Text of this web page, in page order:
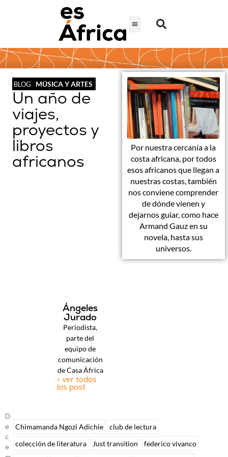
BLOG MÚSICA Y ARTES
Un año de
viajes,
proyectos y
libros
africanos
Por nuestra cercanía a la
costa africana, por todos
esos africanos que llegan a
nuestras costas, también
nos conviene comprender
de dónde vienen y
dejarnos guiar, como hace
Armand Gauz en su
novela, hasta sus
universos.
Ángeles
Jurado
Periodista,
parte del
equipo de
comunicación
de Casa África
> ver todos
los post
D
E
C
E
Chimamanda Ngozi Adichie
club de lectura
colección de literatura
Just transition
federico vivanco